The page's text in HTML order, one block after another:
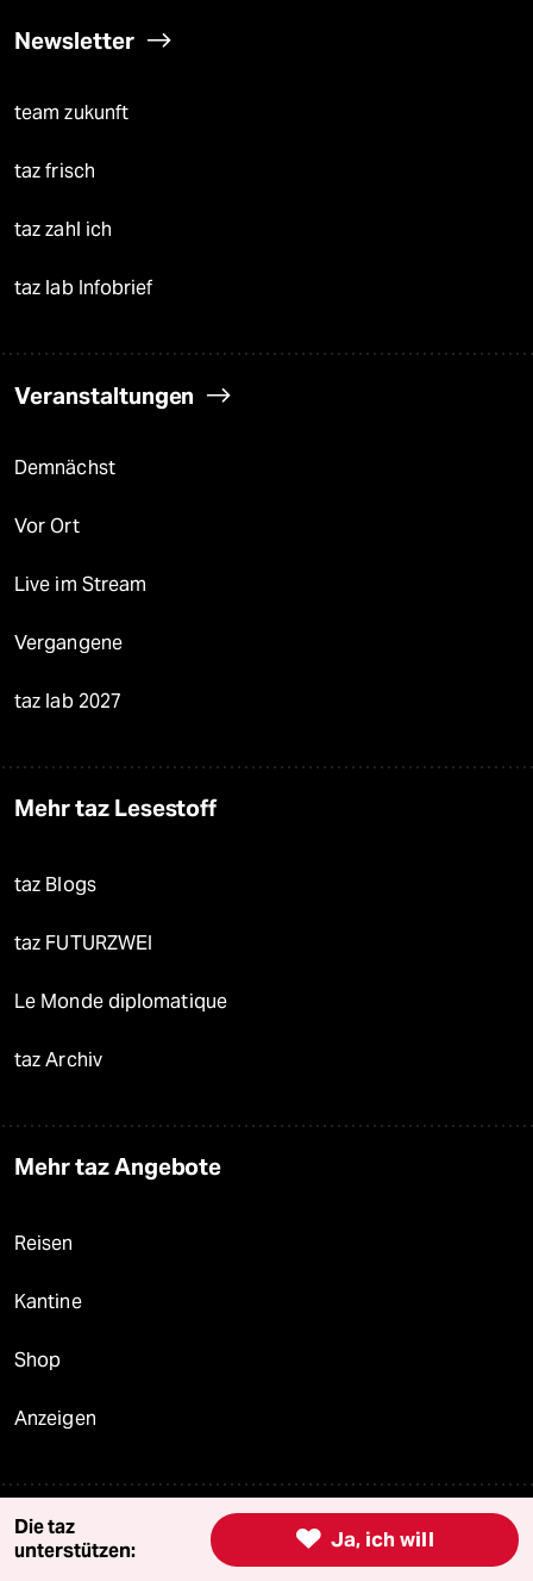
Newsletter
team zukunft
taz frisch
taz zahl ich
taz lab Infobrief
Veranstaltungen
Demnächst
Vor Ort
Live im Stream
Vergangene
taz lab 2027
Mehr taz Lesestoff
taz Blogs
taz FUTURZWEI
Le Monde diplomatique
taz Archiv
Mehr taz Angebote
Reisen
Kantine
Shop
Anzeigen
Fragen & Hilfe  Ja, ich will
Die taz
unterstützen: